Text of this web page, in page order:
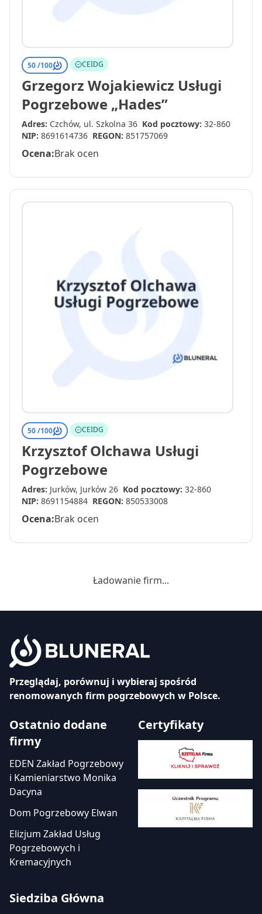
50 /100 CEIDG
Grzegorz Wojakiewicz Usługi
Pogrzebowe „Hades”
Adres: Czchów, ul. Szkolna 36 Kod pocztowy: 32-860
NIP: 8691614736 REGON: 851757069
Ocena:Brak ocen
50 /100 CEIDG
Krzysztof Olchawa Usługi
Pogrzebowe
Adres: Jurków, Jurków 26 Kod pocztowy: 32-860
NIP: 8691154884 REGON: 850533008
Ocena:Brak ocen
Ładowanie firm...
Przeglądaj, porównuj i wybieraj spośród
renomowanych firm pogrzebowych w Polsce.
Ostatnio dodane
firmy
EDEN Zakład Pogrzebowy
i Kamieniarstwo Monika
Dacyna
Dom Pogrzebowy Elwan
Elizjum Zakład Usług
Pogrzebowych i
Kremacyjnych
Certyfikaty
Siedziba Główna